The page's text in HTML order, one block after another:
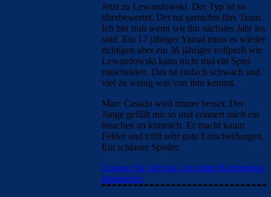
Jetzt zu Lewandowski. Der Typ ist so
überbewertet. Der tut garnichts fürs Team.
Ich bin froh wenn wir ihn nächstes Jahr los
sind. Ein 17 jähriger Yamal muss es wieder
richtigen aber ein 36 jähriger vollprofi wie
Lewandowski kann nicht mal ein Spiel
entscheiden. Das ist einfach schwach und
viel zu wenig was von ihm kommt.
Marc Casado wird immer besser. Der
Junge gefällt mir so und erinnert mich ein
bisschen an kimmich. Er macht kaum
Fehler und trifft sehr gute Entscheidungen.
Ein schlauer Spieler.
Loggen Sie sich ein, um einen Kommentar
abzugeben